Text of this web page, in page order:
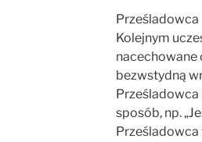
Prześladowca
Kolejnym
nacechowane
bezwstydną
sposób, np.